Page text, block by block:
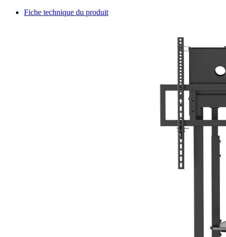
Fiche technique du produit